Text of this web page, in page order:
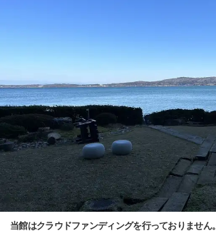
当館はクラウドファンディングを行っておりません。